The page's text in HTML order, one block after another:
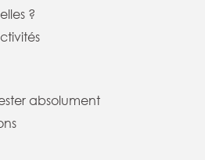
?
absolument